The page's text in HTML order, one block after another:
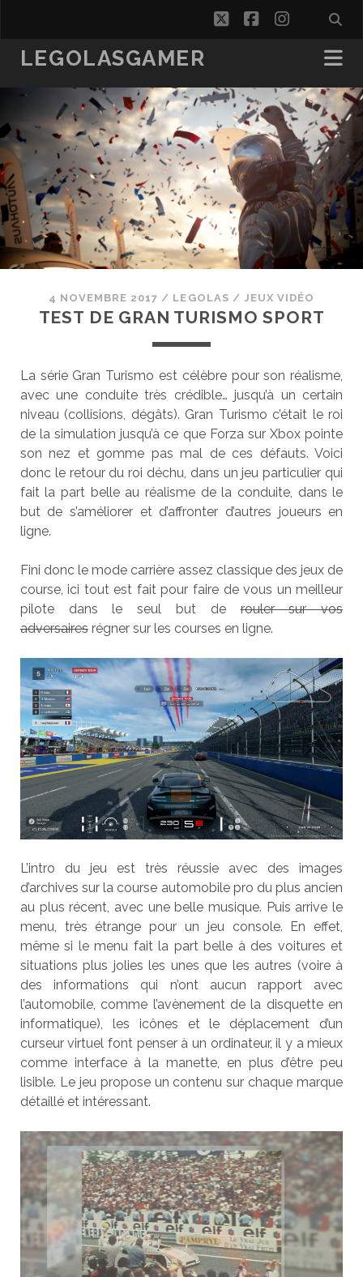
twitterfacebook
LEGOLASGAMER
4 NOVEMBRE 2017 / LEGOLAS / JEUX VIDÉO
TEST DE GRAN TURISMO SPORT
La série Gran Turismo est célèbre pour son réalisme,
avec une conduite très crédible… jusqu’à un certain
niveau (collisions, dégâts). Gran Turismo c’était le roi
de la simulation jusqu’à ce que Forza sur Xbox pointe
son nez et gomme pas mal de ces défauts. Voici
donc le retour du roi déchu, dans un jeu particulier qui
fait la part belle au réalisme de la conduite, dans le
but de s’améliorer et d’affronter d’autres joueurs en
ligne.
Fini donc le mode carrière assez classique des jeux de
course, ici tout est fait pour faire de vous un meilleur
pilote dans le seul but derouler sur vos
adversairesrégner sur les courses en ligne.
L’intro du jeu est très réussie avec des images
d’archives sur la course automobile pro du plus ancien
au plus récent, avec une belle musique. Puis arrive le
menu, très étrange pour un jeu console. En effet,
même si le menu fait la part belle à des voitures et
situations plus jolies les unes que les autres (voire à
des informations qui n’ont aucun rapport avec
l’automobile, comme l’avènement de la disquette en
informatique), les icônes et le déplacement d’un
curseur virtuel font penser à un ordinateur, il y a mieux
comme interface à la manette, en plus d’être peu
lisible. Le jeu propose un contenu sur chaque marque
détaillé et intéressant.